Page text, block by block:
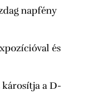
napfény
és
károsítja a D-